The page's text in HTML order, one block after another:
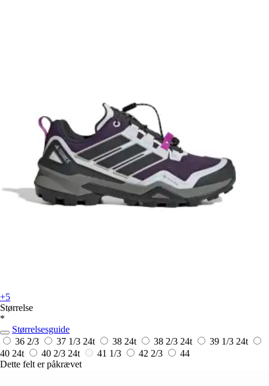
+5
Størrelse
*
Størrelsesguide
36 2/3
37 1/3 24t 38 24t 38 2/3 24t 39 1/3 24t
40 24t 40 2/3 24t 41 1/3 42 2/3
44
Dette felt er påkrævet